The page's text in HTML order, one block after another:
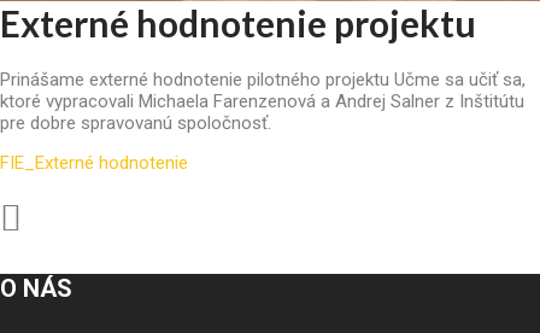
Externé hodnotenie projektu
Prinášame externé hodnotenie pilotného projektu Učme sa učiť sa,
ktoré vypracovali Michaela Farenzenová a Andrej Salner z Inštitútu
pre dobre spravovanú spoločnosť.
FIE_Externé hodnotenie
O NÁS